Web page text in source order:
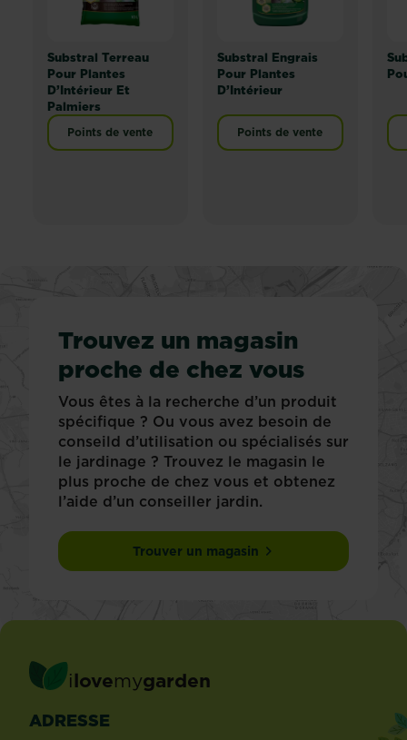
Substral Terreau
Pour Plantes
D’Intérieur Et
Palmiers
Points de vente
Substral Engrais
Pour Plantes
D’Intérieur
Points de vente
Trouvez un magasin
proche de chez vous
Vous êtes à la recherche d’un produit
spécifique ? Ou vous avez besoin de
conseild d’utilisation ou spécialisés sur
le jardinage ? Trouvez le magasin le
plus proche de chez vous et obtenez
l’aide d’un conseiller jardin.
Trouver un magasin
ilovemygarden
ADRESSE